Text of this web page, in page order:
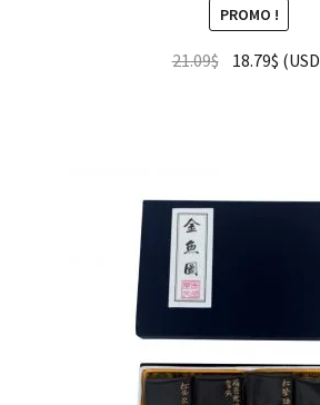
5
PROMO !
21.09$ 18.79$ (USD